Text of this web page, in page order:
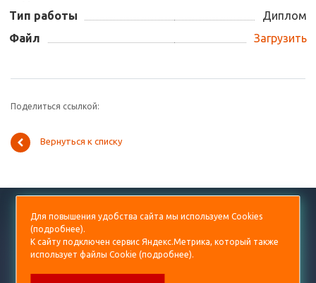
Тип работы
Диплом
Файл
Загрузить
Поделиться ссылкой:
Вернуться к списку
+7 (499) 938-53-60
Для повышения удобства сайта мы используем Cookies
(подробнее).
К сайту подключен сервис Яндекс.Метрика, который также
использует файлы Cookie (подробнее).